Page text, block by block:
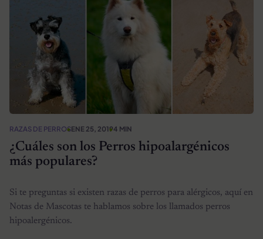
RAZAS DE PERROSENE 25, 20194 MIN
¿Cuáles son los Perros hipoalargénicos
más populares?
Si te preguntas si existen razas de perros para alérgicos, aquí en
Notas de Mascotas te hablamos sobre los llamados perros
hipoalergénicos.